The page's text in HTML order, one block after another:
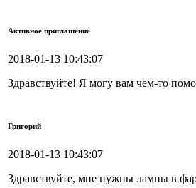
Активное приглашение
2018-01-13 10:43:07
Здравствуйте! Я могу вам чем-то
Григорий
2018-01-13 10:43:07
Здравствуйте, мне нужны лампы в